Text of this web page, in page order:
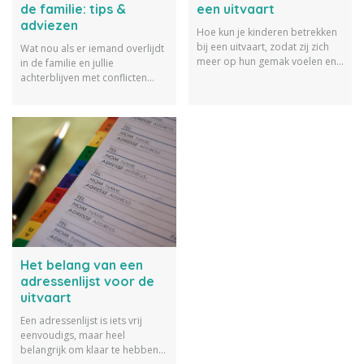
de familie: tips &
adviezen
Wat nou als er iemand overlijdt
in de familie en jullie
achterblijven met conflicten
de familie.
een uitvaart
Hoe kun je kinderen betrekken
bij een uitvaart, zodat zij zich
meer op hun gemak voelen en
Het belang van een
adressenlijst voor de
uitvaart
Een adressenlijst is iets vrij
eenvoudigs, maar heel
belangrijk om klaar te hebben